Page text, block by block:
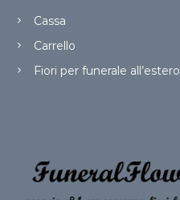
Cassa
Carrello
Fiori per funerale all’estero